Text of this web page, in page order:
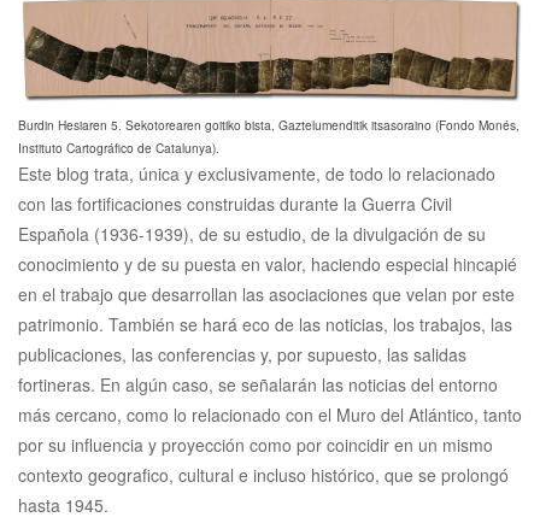
Burdin Hesiaren 5. Sekotorearen goitiko bista, Gaztelumenditik itsasoraino (Fondo Monés,
Instituto Cartográfico de Catalunya).
Este blog trata, única y exclusivamente, de todo lo relacionado
con las fortificaciones construidas durante la Guerra Civil
Española (1936-1939), de su estudio, de la divulgación de su
conocimiento y de su puesta en valor, haciendo especial hincapié
en el trabajo que desarrollan las asociaciones que velan por este
patrimonio. También se hará eco de las noticias, los trabajos, las
publicaciones, las conferencias y, por supuesto, las salidas
fortineras. En algún caso, se señalarán las noticias del entorno
más cercano, como lo relacionado con el Muro del Atlántico, tanto
por su influencia y proyección como por coincidir en un mismo
contexto geografico, cultural e incluso histórico, que se prolongó
hasta 1945.